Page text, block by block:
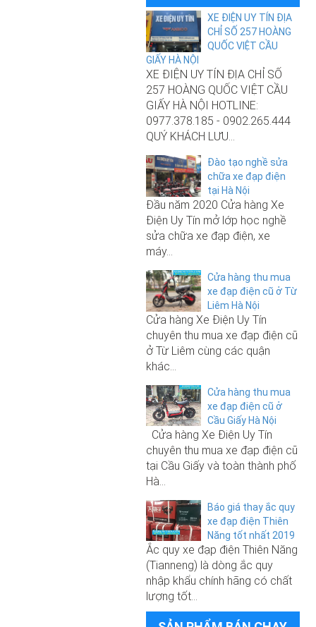
XE ĐIỆN UY TÍN ĐỊA
CHỈ SỐ 257 HOÀNG
QUỐC VIỆT CẦU
GIẤY HÀ NỘI
XE ĐIỆN UY TÍN ĐỊA CHỈ SỐ
257 HOÀNG QUỐC VIỆT CẦU
GIẤY HÀ NỘI HOTLINE:
0977.378.185 - 0902.265.444
QUÝ KHÁCH LƯU...
Đào tạo nghề sửa
chữa xe đạp điện
tại Hà Nội
Đầu năm 2020 Cửa hàng Xe
Điện Uy Tín mở lớp học nghề
sửa chữa xe đạp điện, xe
máy...
Cửa hàng thu mua
xe đạp điện cũ ở Từ
Liêm Hà Nội
Cửa hàng Xe Điện Uy Tín
chuyên thu mua xe đạp điện cũ
ở Từ Liêm cùng các quận
khác...
Cửa hàng thu mua
xe đạp điện cũ ở
Cầu Giấy Hà Nội
Cửa hàng Xe Điện Uy Tín
chuyên thu mua xe đạp điện cũ
tại Cầu Giấy và toàn thành phố
Hà...
Báo giá thay ắc quy
xe đạp điện Thiên
Năng tốt nhất 2019
Ắc quy xe đạp điện Thiên Năng
(Tianneng) là dòng ắc quy
nhập khẩu chính hãng có chất
lượng tốt...
10.500.000₫
chính hãng 2025
10.500.000₫
Xe đạp điện Nijia Plus nhập khẩu
chính hãng 2025
9.000.000₫
Xe đạp điện M133 S3 Pro chính
9.000.000₫
Xe đạp điện M133 S3 Pro chính
hãng Before All 2021
250.000₫
Sạc xe đạp điện 48V-12A
250.000₫
Sạc xe đạp điện 48V-12A
Xe đạp điện Giant 133 Sport 2026
(không phải đăng ký)
6.800.000₫
(không phải đăng ký)